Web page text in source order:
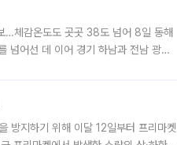
체감온도도 곳곳 38도 넘어 8일 동해
넘어선 데 이어 경기 하남과 전남 광양
방지하기 위해 이달 12일부터 프리마켓